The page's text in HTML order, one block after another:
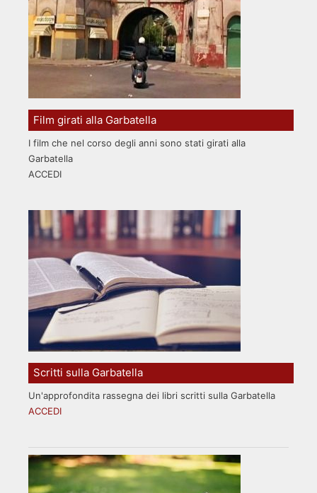
Film girati alla Garbatella
I film che nel corso degli anni sono stati girati alla
Garbatella
ACCEDI
Scritti sulla Garbatella
Un'approfondita rassegna dei libri scritti sulla Garbatella
ACCEDI